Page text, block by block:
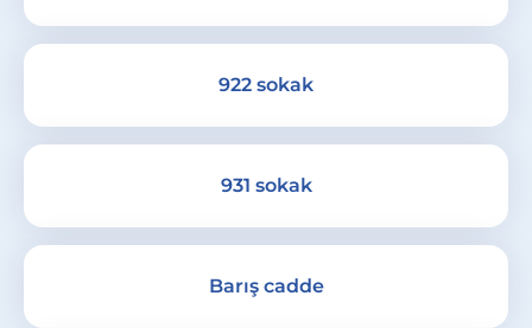
922 sokak
931 sokak
Barış cadde